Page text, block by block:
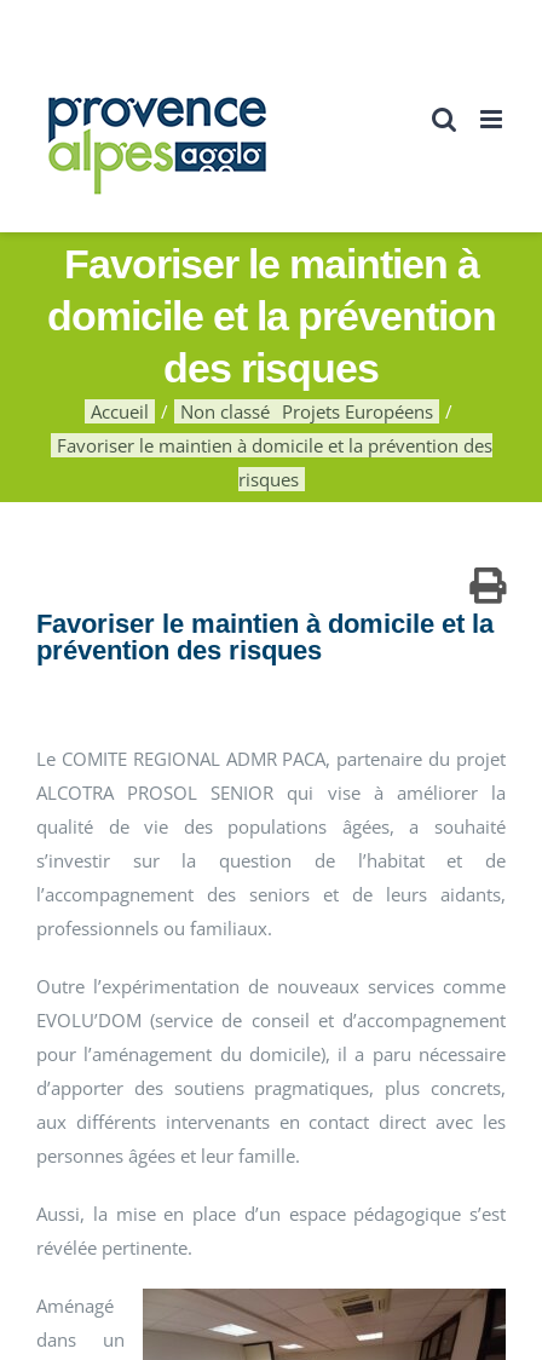
Favoriser le maintien à
domicile et la prévention
des risques
Accueil Non classé Projets Européens
Favoriser le maintien à domicile et la prévention des
risques
Favoriser le maintien à domicile et la
prévention des risques
Le COMITE REGIONAL ADMR PACA, partenaire du projet
ALCOTRA PROSOL SENIOR qui vise à améliorer la
qualité de vie des populations âgées, a souhaité
s’investir sur la question de l’habitat et de
l’accompagnement des seniors et de leurs aidants,
professionnels ou familiaux.
Outre l’expérimentation de nouveaux services comme
EVOLU’DOM (service de conseil et d’accompagnement
pour l’aménagement du domicile), il a paru nécessaire
d’apporter des soutiens pragmatiques, plus concrets,
aux différents intervenants en contact direct avec les
personnes âgées et leur famille.
Aussi, la mise en place d’un espace pédagogique s’est
révélée pertinente.
Aménagé
dans un